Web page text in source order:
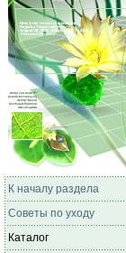
К началу раздела
Советы по уходу
Каталог